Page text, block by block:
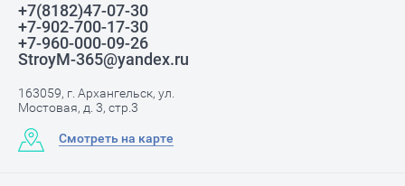
+7(8182)47-07-30
+7-902-700-17-30
+7-960-000-09-26
StroyM-365@yandex.ru
163059, г. Архангельск, ул.
Мостовая, д. 3, стр.3
Смотреть на карте